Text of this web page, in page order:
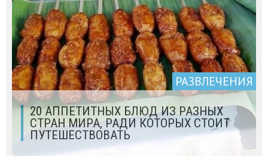
РАЗВЛЕЧЕНИЯ
20 АППЕТИТНЫХ БЛЮД ИЗ РАЗНЫХ
СТРАН МИРА, РАДИ КОТОРЫХ СТОИТ
ПУТЕШЕСТВОВАТЬ